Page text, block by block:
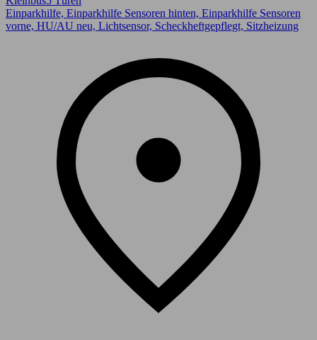
Einparkhilfe, Einparkhilfe Sensoren hinten, Einparkhilfe Sensoren
vorne, HU/AU neu, Lichtsensor, Scheckheftgepflegt, Sitzheizung